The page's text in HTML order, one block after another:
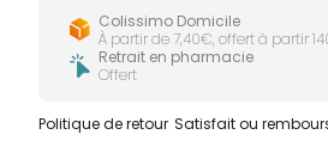
Colissimo Domicile
À partir de 7,40€, offert à partir
Retrait en pharmacie
Offert
Politique de retour Satisfait ou